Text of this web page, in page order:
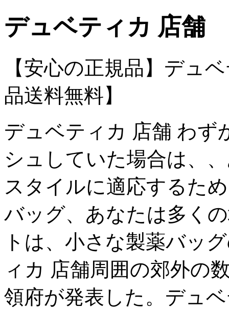
デュベティカ 店舗
【安心の正規品】デュ
品送料無料】
デュベティカ 店舗 わず
シュしていた場合は、
スタイルに適応するた
バッグ、あなたは多く
トは、小さな製薬バッ
ィカ 店舗周囲の郊外の
領府が発表した。デュ